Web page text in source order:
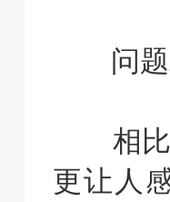
问题
相比
更让人